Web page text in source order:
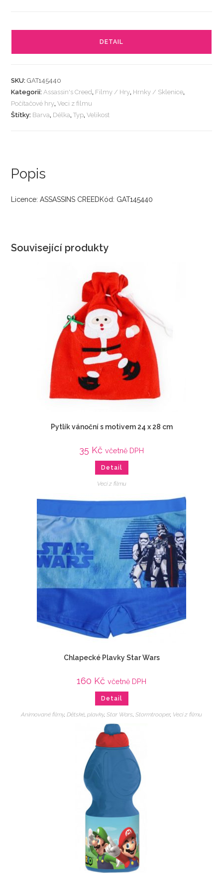
DETAIL
SKU:GAT145440
Kategorií:Assassin's Creed, Filmy / Hry, Hrnky / Sklenice,
Počítačové hry,Veci z filmu
Štítky: Barva, Délka,Typ,Velikost
Popis
Licence: ASSASSINS CREEDKód: GAT145440
Související produkty
Pytlík vánoční s motivem 24 x 28 cm
35 Kč včetně DPH
Detail
Veci z filmu
Chlapecké Plavky Star Wars
160 Kč včetně DPH
Detail
Animované filmy, Dětské plavky, Star Wars Stormtrooper, Veci z filmu